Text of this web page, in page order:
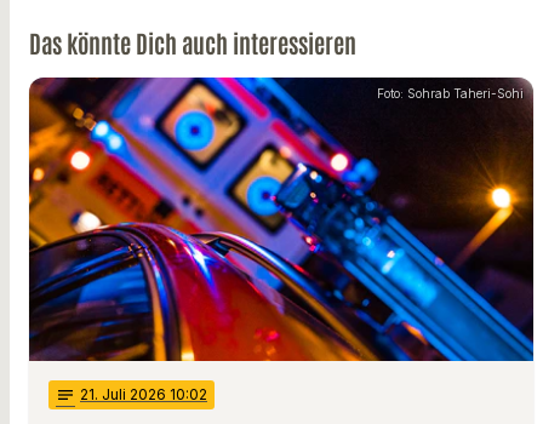
Das könnte Dich auch interessieren
Foto: Sohrab Taheri-Sohi
notes 21. Juli 2026 10:02